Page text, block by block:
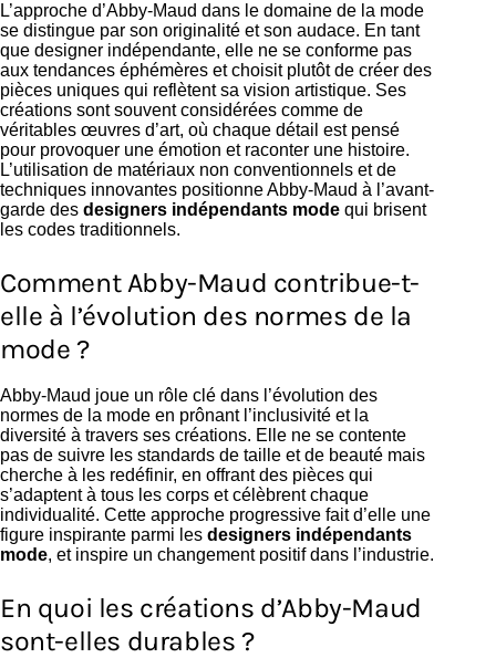
L’approche d’Abby-Maud dans le domaine de la mode
se distingue par son originalité et son audace. En tant
que designer indépendante, elle ne se conforme pas
aux tendances éphémères et choisit plutôt de créer des
pièces uniques qui reflètent sa vision artistique. Ses
créations sont souvent considérées comme de
véritables œuvres d’art, où chaque détail est pensé
pour provoquer une émotion et raconter une histoire.
L’utilisation de matériaux non conventionnels et de
techniques innovantes positionne Abby-Maud à l’avant-
garde des designers indépendants mode qui brisent
les codes traditionnels.
Comment Abby-Maud contribue-t-
elle à l’évolution des normes de la
mode ?
Abby-Maud joue un rôle clé dans l’évolution des
normes de la mode en prônant l’inclusivité et la
diversité à travers ses créations. Elle ne se contente
pas de suivre les standards de taille et de beauté mais
cherche à les redéfinir, en offrant des pièces qui
s’adaptent à tous les corps et célèbrent chaque
individualité. Cette approche progressive fait d’elle une
figure inspirante parmi les designers indépendants
mode, et inspire un changement positif dans l’industrie.
En quoi les créations d’Abby-Maud
sont-elles durables ?